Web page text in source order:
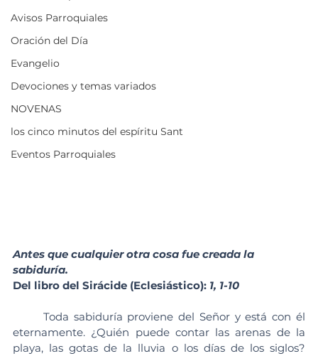
Avisos Parroquiales
Oración del Día
Evangelio
Devociones y temas variados
NOVENAS
los cinco minutos del espíritu Sant
Eventos Parroquiales
Antes que cualquier otra cosa fue creada la
sabiduría.
Del libro del Sirácide (Eclesiástico): 1, 1-10
eternamente. ¿Quién puede contar las arenas de la
playa, las gotas de la lluvia o los días de los siglos?